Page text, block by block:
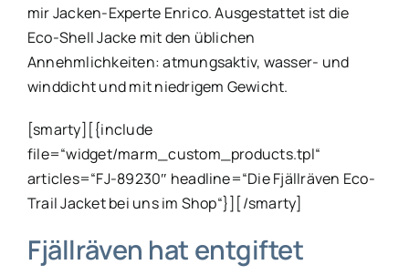
mir Jacken-Experte Enrico. Ausgestattet ist die
Eco-Shell Jacke mit den üblichen
Annehmlichkeiten: atmungsaktiv, wasser- und
winddicht und mit niedrigem Gewicht.
[smarty][{include
file=“widget/marm_custom_products.tpl“
articles=“FJ-89230″ headline=“Die Fjällräven Eco-
Trail Jacket bei uns im Shop“}][/smarty]
Fjällräven hat entgiftet